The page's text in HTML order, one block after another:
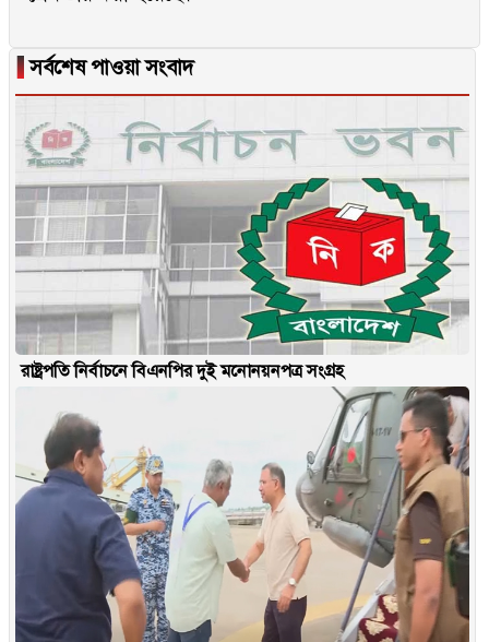
▐সর্বশেষ পাওয়া সংবাদ
রাষ্ট্রপতি নির্বাচনে বিএনপির দুই মনোনয়নপত্র সংগ্রহ